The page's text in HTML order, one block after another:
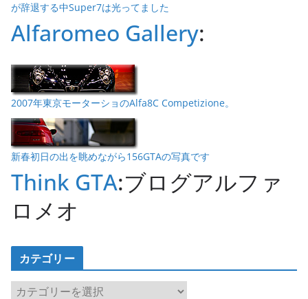
が辞退する中Super7は光ってました
Alfaromeo Gallery:
2007年東京モーターショのAlfa8C Competizione。
新春初日の出を眺めながら156GTAの写真です
Think GTA:ブログアルファ
ロメオ
カテゴリー
カ